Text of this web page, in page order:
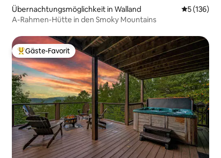
Übernachtungsmöglichkeit in Walland
5 (136)
A-Rahmen-Hütte in den Smoky Mountains
Beliebter Gäste-Favorit.
Gäste-Favorit